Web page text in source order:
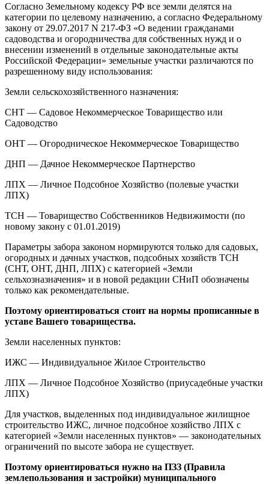
Согласно Земельному кодексу РФ все земли делятся на
категории по целевому назначению, а согласно Федеральному
закону от 29.07.2017 N 217-ФЗ «О ведении гражданами
садоводства и огородничества для собственных нужд и о
внесении изменений в отдельные законодательные акты
Российской Федерации» земельные участки различаются по
разрешенному виду использования:
Земли сельскохозяйственного назначения:
СНТ — Садовое Некоммерческое Товарищество или
Садоводство
ОНТ — Огородническое Некоммерческое Товарищество
ДНП — Дачное Некоммерческое Партнерство
ЛПХ — Личное Подсобное Хозяйство (полевые участки
ЛПХ)
ТСН — Товарищество Собственников Недвижимости (по
новому закону с 01.01.2019)
Параметры забора законом нормируются только для садовых,
огородных и дачных участков, подсобных хозяйств ТСН
(СНТ, ОНТ, ДНП, ЛПХ) с категорией «Земли
сельхозназначения» и в новой редакции СНиП обозначены
только как рекомендательные.
Поэтому ориентироваться стоит на нормы прописанные в
уставе Вашего товарищества.
Земли населенных пунктов:
ИЖС — Индивидуальное Жилое Строительство
ЛПХ — Личное Подсобное Хозяйство (приусадебные участки
ЛПХ)
Для участков, выделенных под индивидуальное жилищное
строительство ИЖС, личное подсобное хозяйство ЛПХ с
категорией «Земли населенных пунктов» — законодательных
ограничений по высоте забора не существует.
Поэтому ориентироваться нужно на ПЗЗ (Правила
землепользования и застройки) муниципального